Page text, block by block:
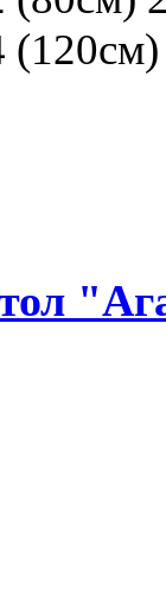
(120см)